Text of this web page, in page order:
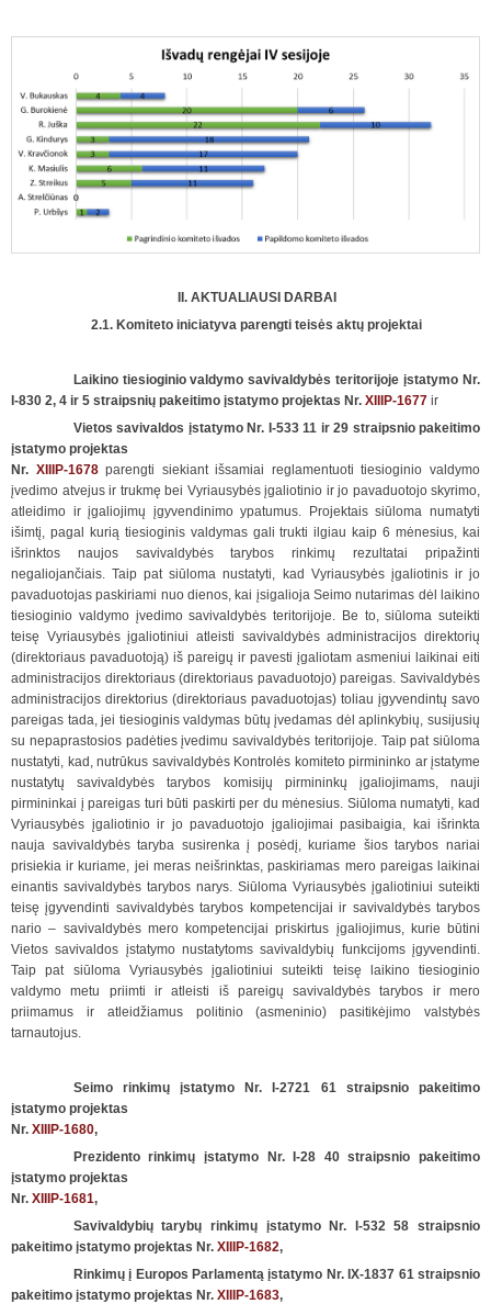
II. AKTUALIAUSI DARBAI
2.1. Komiteto iniciatyva parengti teisės aktų projektai
Laikino tiesioginio valdymo savivaldybės teritorijoje įstatymo Nr.
I-830 2, 4 ir 5 straipsnių pakeitimo įstatymo projektas Nr. XIIIP-1677 ir
Vietos savivaldos įstatymo Nr. I-533 11 ir 29 straipsnio pakeitimo
įstatymo projektas
Nr. XIIIP-1678parengti siekiant išsamiai reglamentuoti tiesioginio valdymo
įvedimo atvejus ir trukmę bei Vyriausybės įgaliotinio ir jo pavaduotojo skyrimo,
atleidimo ir įgaliojimų įgyvendinimo ypatumus. Projektais siūloma numatyti
išimtį, pagal kurią tiesioginis valdymas gali trukti ilgiau kaip 6 mėnesius, kai
išrinktos naujos savivaldybės tarybos rinkimų rezultatai pripažinti
negaliojančiais. Taip pat siūloma nustatyti, kad Vyriausybės įgaliotinis ir jo
pavaduotojas paskiriami nuo dienos, kai įsigalioja Seimo nutarimas dėl laikino
tiesioginio valdymo įvedimo savivaldybės teritorijoje. Be to, siūloma suteikti
teisę Vyriausybės įgaliotiniui atleisti savivaldybės administracijos direktorių
(direktoriaus pavaduotoją) iš pareigų ir pavesti įgaliotam asmeniui laikinai eiti
administracijos direktoriaus (direktoriaus pavaduotojo) pareigas. Savivaldybės
administracijos direktorius (direktoriaus pavaduotojas) toliau įgyvendintų savo
pareigas tada, jei tiesioginis valdymas būtų įvedamas dėl aplinkybių, susijusių
su nepaprastosios padėties įvedimu savivaldybės teritorijoje. Taip pat siūloma
nustatyti, kad, nutrūkus savivaldybės Kontrolės komiteto pirmininko ar įstatyme
nustatytų savivaldybės tarybos komisijų pirmininkų įgaliojimams, nauji
pirmininkai į pareigas turi būti paskirti per du mėnesius. Siūloma numatyti, kad
Vyriausybės įgaliotinio ir jo pavaduotojo įgaliojimai pasibaigia, kai išrinkta
nauja savivaldybės taryba susirenka į posėdį, kuriame šios tarybos nariai
prisiekia ir kuriame, jei meras neišrinktas, paskiriamas mero pareigas laikinai
einantis savivaldybės tarybos narys. Siūloma Vyriausybės įgaliotiniui suteikti
teisę įgyvendinti savivaldybės tarybos kompetencijai ir savivaldybės tarybos
nario – savivaldybės mero kompetencijai priskirtus įgaliojimus, kurie būtini
Vietos savivaldos įstatymo nustatytoms savivaldybių funkcijoms įgyvendinti.
Taip pat siūloma Vyriausybės įgaliotiniui suteikti teisę laikino tiesioginio
valdymo metu priimti ir atleisti iš pareigų savivaldybės tarybos ir mero
priimamus ir atleidžiamus politinio (asmeninio) pasitikėjimo valstybės
tarnautojus.
Seimo rinkimų įstatymo Nr. I-2721 61 straipsnio pakeitimo
įstatymo projektas
Nr. XIIIP-1680,
Prezidento rinkimų įstatymo Nr. I-28 40 straipsnio pakeitimo
įstatymo projektas
Nr. XIIIP-1681,
Savivaldybių tarybų rinkimų įstatymo Nr. I-532 58 straipsnio
pakeitimo įstatymo projektas Nr. XIIIP-1682,
Rinkimų į Europos Parlamentą įstatymo Nr. IX-1837 61 straipsnio
pakeitimo įstatymo projektas Nr. XIIIP-1683,